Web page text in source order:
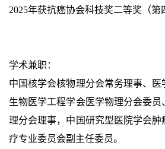
2025年获抗癌协会科技奖二等奖（第
学术兼职：
中国核学会核物理分会常务理事、医
生物医学工程学会医学物理分会委
理分会理事，中国研究型医院学会
疗专业委员会副主任委员。